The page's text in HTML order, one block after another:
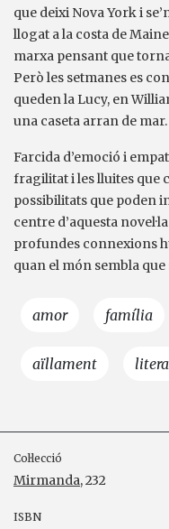
que deixi Nova York i
llogat a la costa de
marxa pensant que
Però les setmanes es
queden la Lucy, en
una caseta arran de mar.
Farcida d’emoció i
fragilitat i les lluites que
possibilitats que poden
centre d’aquesta
profundes connexions
quan el món sembla que
amor família
aïllament
Col·lecció
Mirmanda, 232
ISBN